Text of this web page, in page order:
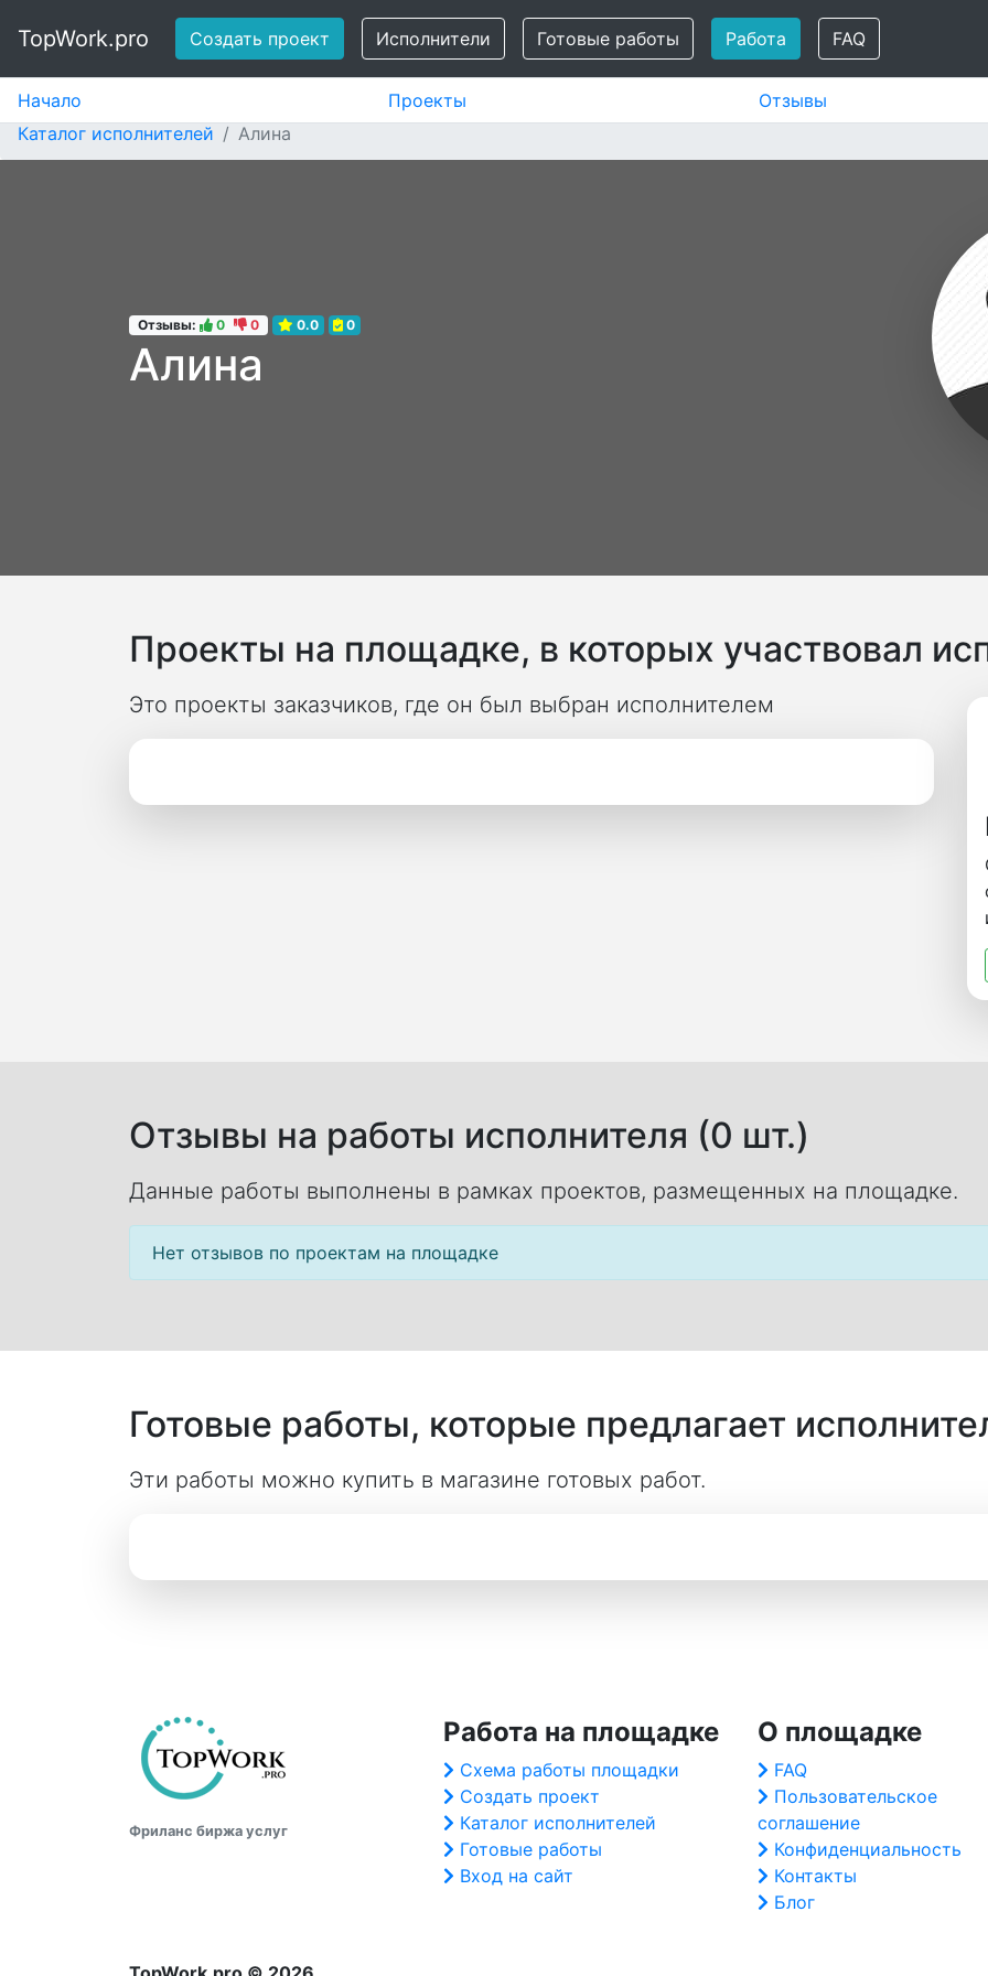
TopWork.pro Создать проект Исполнители Готовые работы Работа FAQ
Начало Проекты
Отзывы
Каталог исполнителей
Алина
Отзывы: 0 0 0.0 0
Алина
Проекты на площадке, в которых участвовал
Это проекты заказчиков, где он был выбран исполнителем
Отзывы на работы исполнителя (0 шт.)
Данные работы выполнены в рамках проектов, размещенных на площадке.
Нет отзывов по проектам на площадке
Готовые работы, которые предлагает
Эти работы можно купить в магазине готовых работ.
Фриланс биржа услуг
Работа на площадке
Схема работы площадки
Создать проект
Каталог исполнителей
Готовые работы
Вход на сайт
О площадке
FAQ
Пользовательское
соглашение
Конфиденциальность
Контакты
Блог